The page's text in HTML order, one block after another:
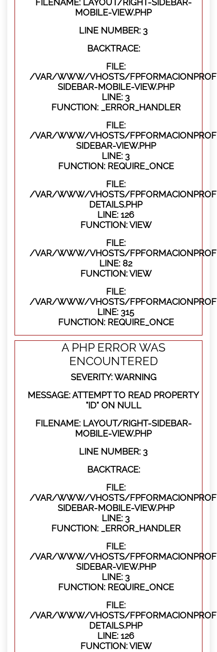
FILENAME: LAYOUT/RIGHT-SIDEBAR-
MOBILE-VIEW.PHP
LINE NUMBER: 3
BACKTRACE:
FILE:
/VAR/WWW/VHOSTS/
SIDEBAR-MOBILE-VIEW.PHP
LINE: 3
FUNCTION: _ERROR_HANDLER
FILE:
/VAR/WWW/VHOSTS/
SIDEBAR-VIEW.PHP
LINE: 3
FUNCTION: REQUIRE_ONCE
FILE:
/VAR/WWW/VHOSTS/
DETAILS.PHP
LINE: 126
FUNCTION: VIEW
FILE:
/VAR/WWW/VHOSTS/
LINE: 82
FUNCTION: VIEW
FILE:
/VAR/WWW/VHOSTS/
LINE: 315
FUNCTION: REQUIRE_ONCE
A PHP ERROR WAS
ENCOUNTERED
SEVERITY: WARNING
MESSAGE: ATTEMPT TO READ PROPERTY
"ID" ON NULL
FILENAME: LAYOUT/RIGHT-SIDEBAR-
MOBILE-VIEW.PHP
LINE NUMBER: 3
BACKTRACE:
FILE:
/VAR/WWW/VHOSTS/
SIDEBAR-MOBILE-VIEW.PHP
LINE: 3
FUNCTION: _ERROR_HANDLER
FILE:
/VAR/WWW/VHOSTS/
SIDEBAR-VIEW.PHP
LINE: 3
FUNCTION: REQUIRE_ONCE
FILE:
/VAR/WWW/VHOSTS/
DETAILS.PHP
LINE: 126
FUNCTION: VIEW